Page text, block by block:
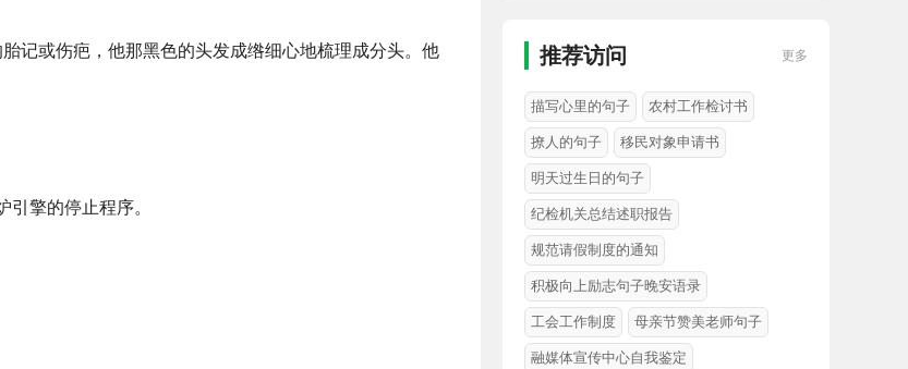
记或伤疤，他那黑色的头发成绺细心地梳理成分头。他
擎的停止程序。
推荐访问 更多
描写心里的句子 农村工作检讨书
撩人的句子 移民对象申请书
明天过生日的句子
纪检机关总结述职报告
规范请假制度的通知
积极向上励志句子晚安语录
工会工作制度 母亲节赞美老师句子
融媒体宣传中心自我鉴定